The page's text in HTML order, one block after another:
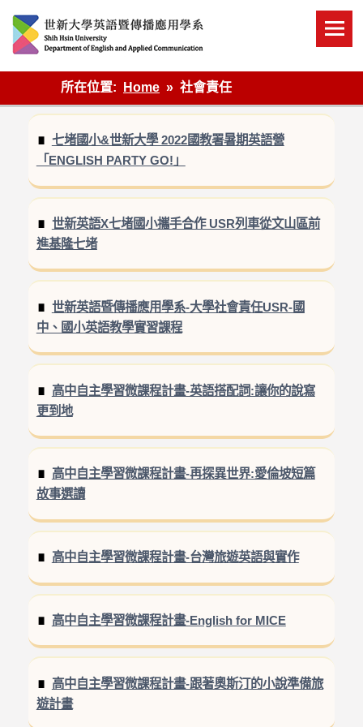
content
英語傳播
所在位置:
Home 社會責任
七堵國小&世新大學 2022國教署暑期英語營
「ENGLISH PARTY GO!」
世新英語X七堵國小攜手合作 USR列車從文山區前
進基隆七堵
世新英語暨傳播應用學系-大學社會責任USR-國
中、國小英語教學實習課程
高中自主學習微課程計畫-英語搭配詞:讓你的說寫
更到地
高中自主學習微課程計畫-再探異世界:愛倫坡短篇
故事選讀
高中自主學習微課程計畫-台灣旅遊英語與實作
高中自主學習微課程計畫-English for MICE
高中自主學習微課程計畫-跟著奧斯汀的小說準備旅
遊計畫